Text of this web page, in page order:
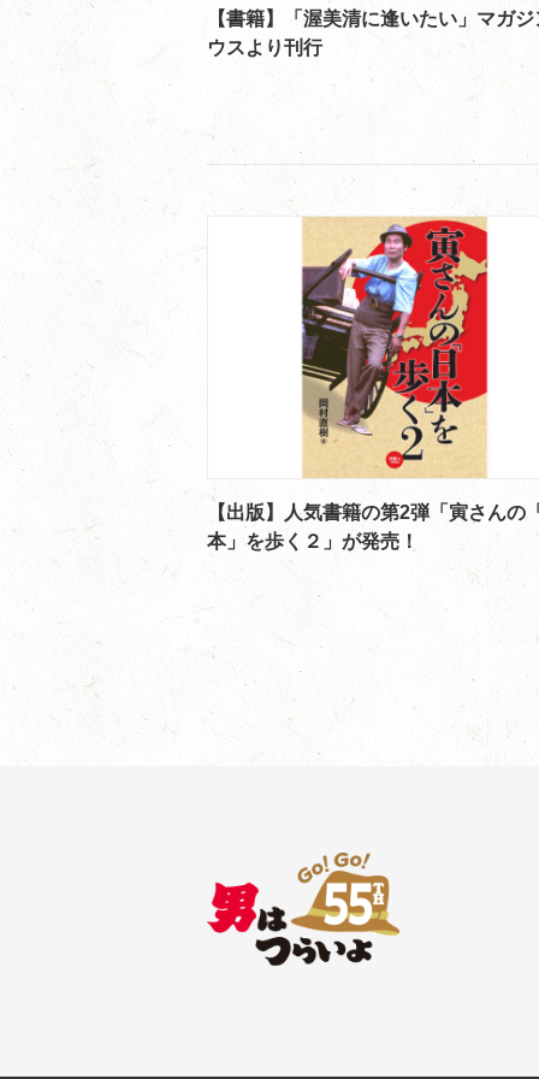
【書籍】「渥美清に逢いたい」マガ
ウスより刊行
【出版】人気書籍の第2弾「寅さんの
本」を歩く２」が発売！